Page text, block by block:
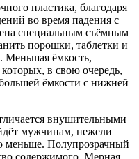
пластика, благодаря
во время падения с
специальным съёмным
порошки, таблетки и
Меньшая ёмкость,
которых, в свою очередь,
ёмкости с нижней
внушительными
мужчинам, нежели
Полупрозрачный
содержимого. Мерная